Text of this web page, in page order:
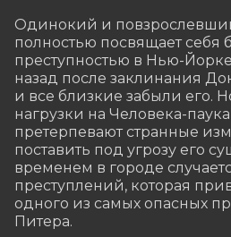
Одинокий и
полностью посвящает себя
преступностью в Нью-
назад после заклинания
и все близкие забыли его.
нагрузки на Человека-
претерпевают странные
поставить под угрозу его
временем в городе
преступлений, которая
одного из самых опасных
Питера.